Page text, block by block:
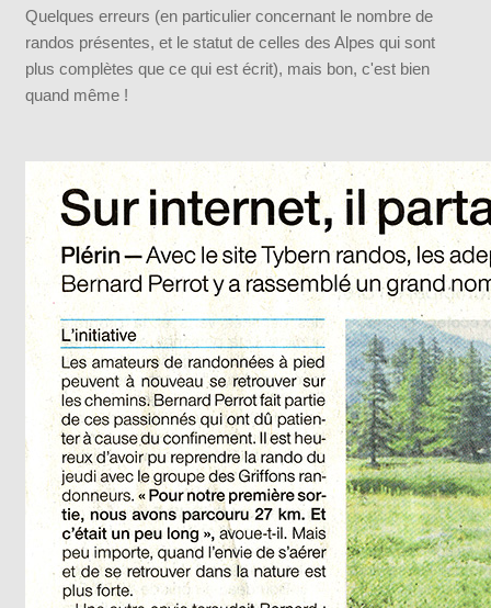
Technique
Aide
Éditeur GpxSwK
Quelques erreurs (en particulier concernant le nombre de
randos présentes, et le statut de celles des Alpes qui sont
plus complètes que ce qui est écrit), mais bon, c'est bien
quand même !